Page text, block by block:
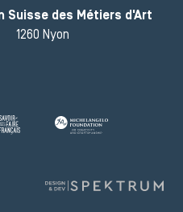
Suisse des Métiers d'Art
1260 Nyon